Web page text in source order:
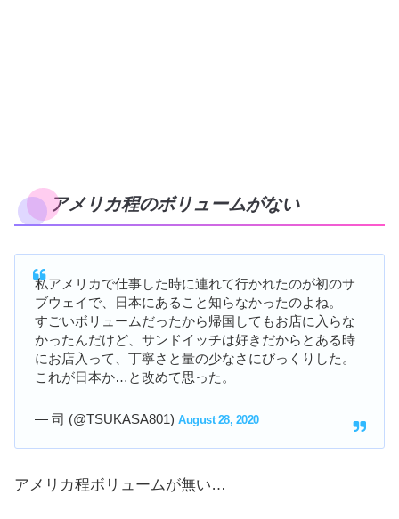
アメリカ程のボリュームがない
私アメリカで仕事した時に連れて行かれたのが初のサ
ブウェイで、日本にあること知らなかったのよね。
すごいボリュームだったから帰国してもお店に入らな
かったんだけど、サンドイッチは好きだからとある時
にお店入って、丁寧さと量の少なさにびっくりした。
これが日本か…と改めて思った。
— 司 (@TSUKASA801) August 28, 2020
アメリカ程ボリュームが無い…